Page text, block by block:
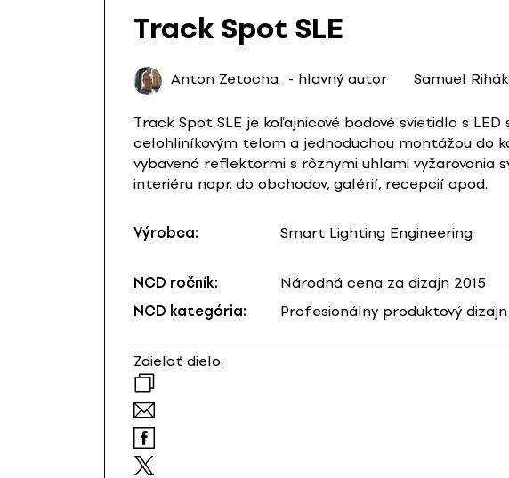
Track Spot SLE
Anton Zetocha - hlavný autor Samuel Rihák
Track Spot SLE je koľajnicové bodové svietidlo s
celohliníkovým telom a jednoduchou montážou do
vybavená reflektormi s rôznymi uhlami vyžarovania
interiéru napr. do obchodov, galérií, recepcií apod.
Výrobca: Smart Lighting Engineering
NCD ročník:
Národná cena za dizajn 2015
NCD kategória:
Profesionálny produktový dizajn
Zdieľať dielo: